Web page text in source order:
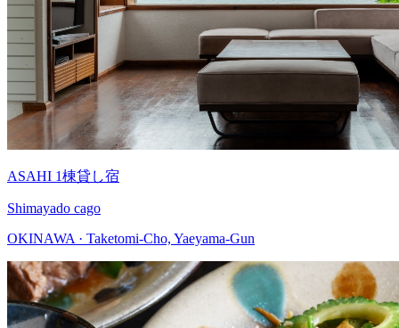
ASAHI 1棟貸し宿
Shimayado cago
OKINAWA · Taketomi-Cho, Yaeyama-Gun